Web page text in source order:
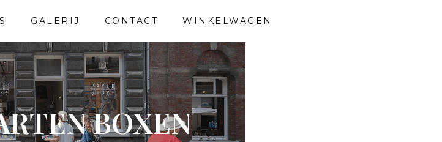
GALERIJ CONTACT WINKELWAGEN
BOXEN